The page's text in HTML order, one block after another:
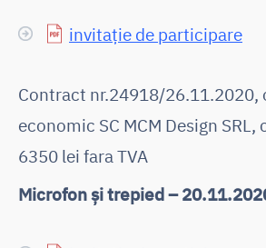
invitație de participare
Contract nr.24918/26.11.2020,
economic SC MCM Design SRL,
6350 lei fara TVA
Microfon și trepied –